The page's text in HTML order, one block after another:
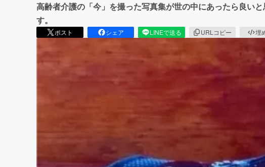
高齢者介護の「今」を撮った写真集が世の中にあったら良い
す。
ポスト シェア LINEで送る URLコピー 埋